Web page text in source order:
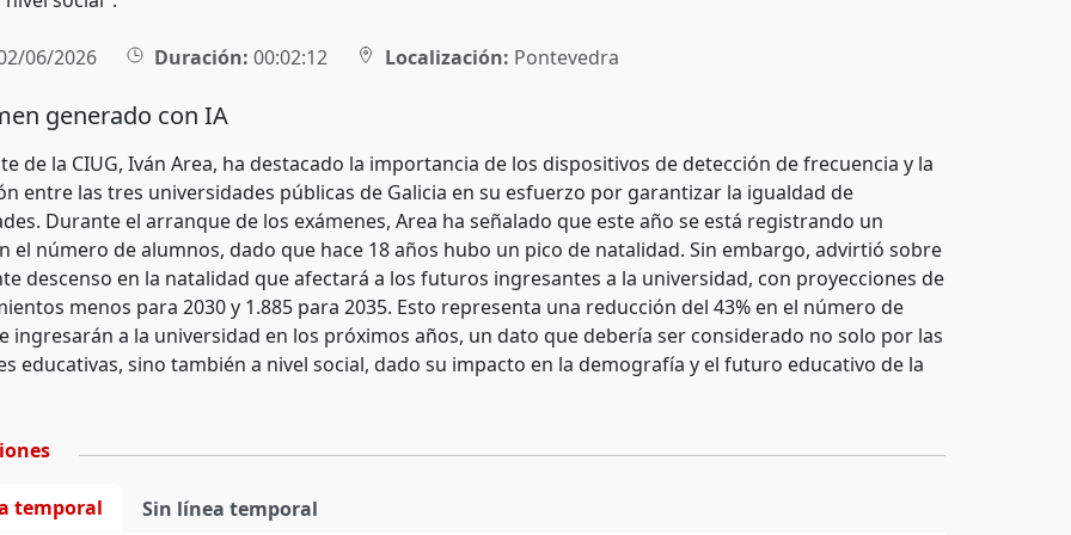
06/2026 Duración: 00:02:12 Localización: Pontevedra
generado con IA
de la CIUG, Iván Area, ha destacado la importancia de los dispositivos de detección de frecuencia y la
entre las tres universidades públicas de Galicia en su esfuerzo por garantizar la igualdad de
Durante el arranque de los exámenes, Area ha señalado que este año se está registrando un
el número de alumnos, dado que hace 18 años hubo un pico de natalidad. Sin embargo, advirtió sobre
descenso en la natalidad que afectará a los futuros ingresantes a la universidad, con proyecciones de
menos para 2030 y 1.885 para 2035. Esto representa una reducción del 43% en el número de
ingresarán a la universidad en los próximos años, un dato que debería ser considerado no solo por las
educativas, sino también a nivel social, dado su impacto en la demografía y el futuro educativo de la
temporal Sin línea temporal